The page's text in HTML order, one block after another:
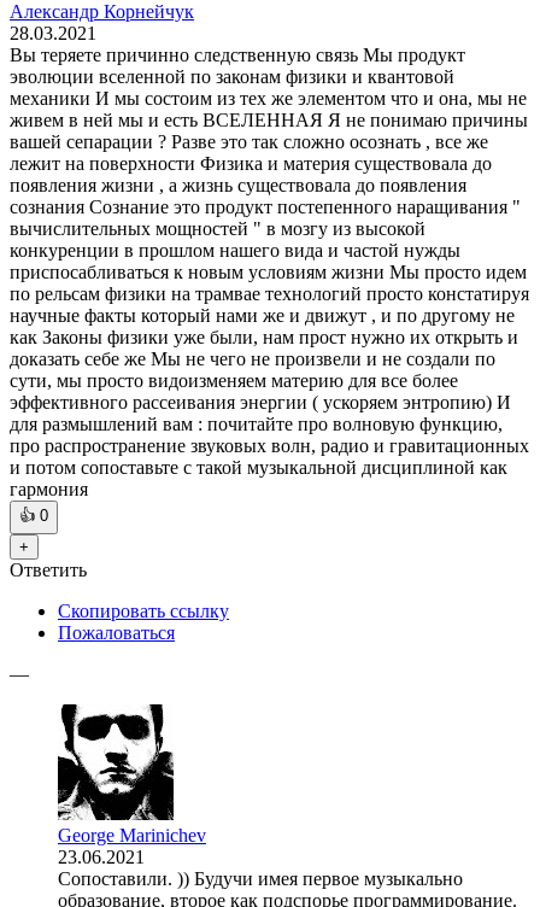
Александр Корнейчук
28.03.2021
Вы теряете причинно следственную связь Мы продукт
эволюции вселенной по законам физики и квантовой
механики И мы состоим из тех же элементом что и она, мы не
живем в ней мы и есть ВСЕЛЕННАЯ Я не понимаю причины
вашей сепарации ? Разве это так сложно осознать , все же
лежит на поверхности Физика и материя существовала до
появления жизни , а жизнь существовала до появления
сознания Сознание это продукт постепенного наращивания "
вычислительных мощностей " в мозгу из высокой
конкуренции в прошлом нашего вида и частой нужды
приспосабливаться к новым условиям жизни Мы просто идем
по рельсам физики на трамвае технологий просто констатируя
научные факты который нами же и движут , и по другому не
как Законы физики уже были, нам прост нужно их открыть и
доказать себе же Мы не чего не произвели и не создали по
сути, мы просто видоизменяем материю для все более
эффективного рассеивания энергии ( ускоряем энтропию) И
для размышлений вам : почитайте про волновую функцию,
про распространение звуковых волн, радио и гравитационных
и потом сопоставьте с такой музыкальной дисциплиной как
гармония
👍 0
+
Ответить
Скопировать ссылку
Пожаловаться
—
George Marinichev
23.06.2021
Сопоставили. )) Будучи имея первое музыкально
образование, второе как подспорье программирование.